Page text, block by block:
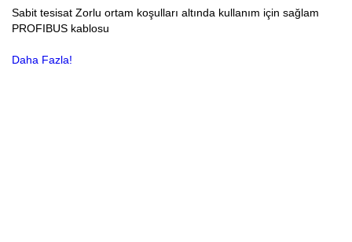
Sabit tesisat Zorlu ortam koşulları altında kullanım için sağlam
PROFIBUS kablosu
Daha Fazla!